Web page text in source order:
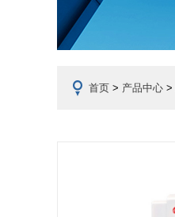
首页 > 产品中心 >